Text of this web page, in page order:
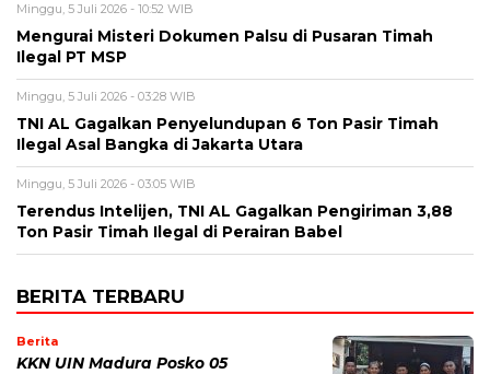
Minggu, 5 Juli 2026 - 10:52 WIB
Mengurai Misteri Dokumen Palsu di Pusaran Timah
Ilegal PT MSP
Minggu, 5 Juli 2026 - 03:28 WIB
TNI AL Gagalkan Penyelundupan 6 Ton Pasir Timah
Ilegal Asal Bangka di Jakarta Utara
Minggu, 5 Juli 2026 - 03:05 WIB
Terendus Intelijen, TNI AL Gagalkan Pengiriman 3,88
Ton Pasir Timah Ilegal di Perairan Babel
BERITA TERBARU
Berita
KKN UIN Madura Posko 05